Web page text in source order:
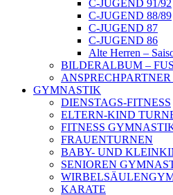
C-JUGEND 91/92
C-JUGEND 88/89
C-JUGEND 87
C-JUGEND 86
Alte Herren –
BILDERALBUM –
GYMNASTIK
DIENSTAGS-FITNESS
ELTERN-KIND
FITNESS
FRAUENTURNEN
BABY- UND
SENIOREN
KARATE